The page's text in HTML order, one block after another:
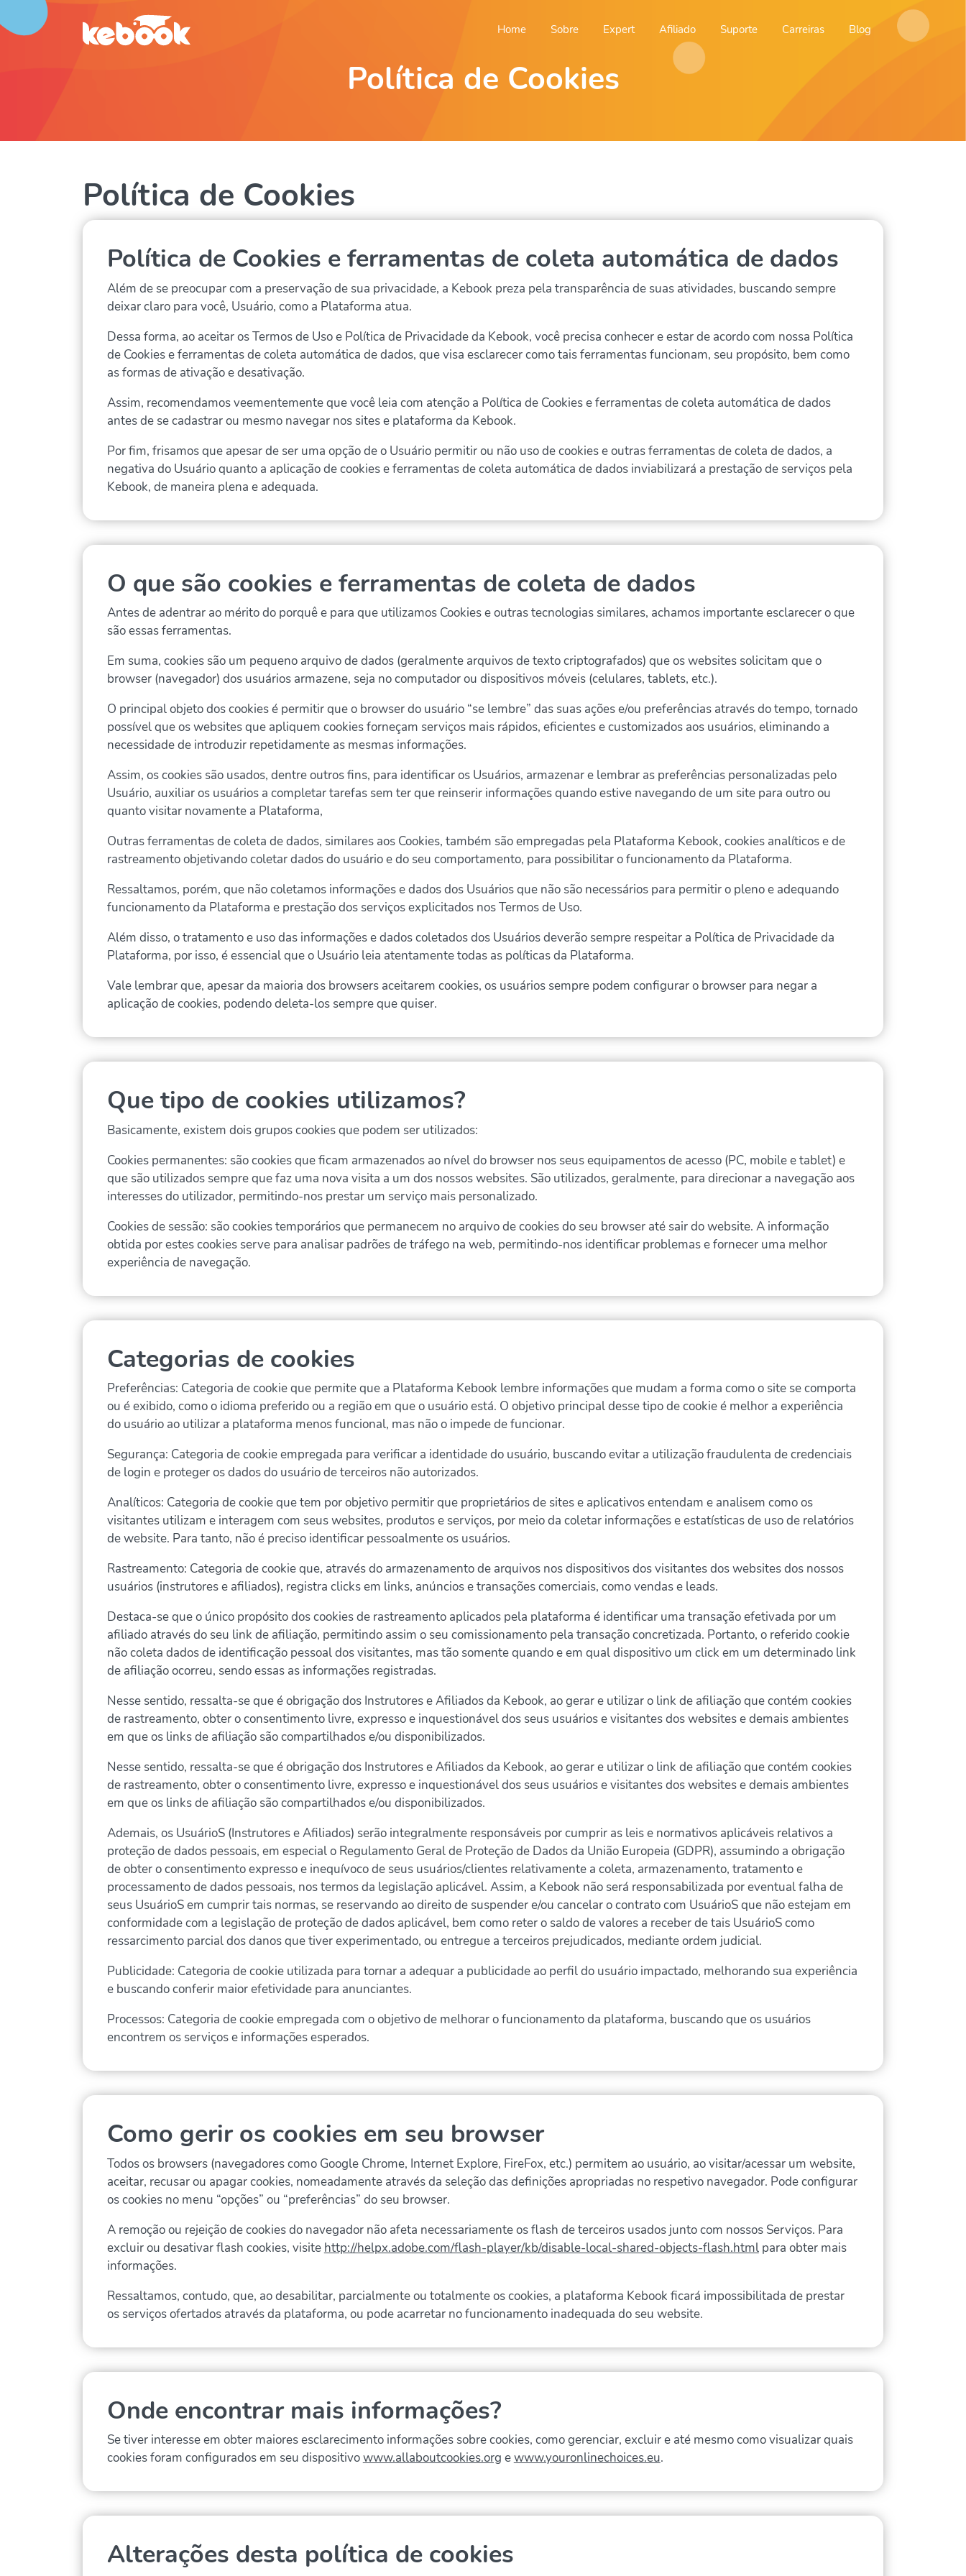
Home Sobre Expert Afiliado Suporte Carreiras Blog
Política de Cookies
Política de Cookies
Política de Cookies e ferramentas de coleta automática de dados
Além de se preocupar com a preservação de sua privacidade, a Kebook preza pela transparência de suas atividades, buscando sempre
deixar claro para você, Usuário, como a Plataforma atua.
Dessa forma, ao aceitar os Termos de Uso e Política de Privacidade da Kebook, você precisa conhecer e estar de acordo com nossa Política
de Cookies e ferramentas de coleta automática de dados, que visa esclarecer como tais ferramentas funcionam, seu propósito, bem como
as formas de ativação e desativação.
Assim, recomendamos veementemente que você leia com atenção a Política de Cookies e ferramentas de coleta automática de dados
antes de se cadastrar ou mesmo navegar nos sites e plataforma da Kebook.
Por fim, frisamos que apesar de ser uma opção de o Usuário permitir ou não uso de cookies e outras ferramentas de coleta de dados, a
negativa do Usuário quanto a aplicação de cookies e ferramentas de coleta automática de dados inviabilizará a prestação de serviços pela
Kebook, de maneira plena e adequada.
O que são cookies e ferramentas de coleta de dados
Antes de adentrar ao mérito do porquê e para que utilizamos Cookies e outras tecnologias similares, achamos importante esclarecer o que
são essas ferramentas.
Em suma, cookies são um pequeno arquivo de dados (geralmente arquivos de texto criptografados) que os websites solicitam que o
browser (navegador) dos usuários armazene, seja no computador ou dispositivos móveis (celulares, tablets, etc.).
O principal objeto dos cookies é permitir que o browser do usuário “se lembre” das suas ações e/ou preferências através do tempo, tornado
possível que os websites que apliquem cookies forneçam serviços mais rápidos, eficientes e customizados aos usuários, eliminando a
necessidade de introduzir repetidamente as mesmas informações.
Assim, os cookies são usados, dentre outros fins, para identificar os Usuários, armazenar e lembrar as preferências personalizadas pelo
Usuário, auxiliar os usuários a completar tarefas sem ter que reinserir informações quando estive navegando de um site para outro ou
quanto visitar novamente a Plataforma,
Outras ferramentas de coleta de dados, similares aos Cookies, também são empregadas pela Plataforma Kebook, cookies analíticos e de
rastreamento objetivando coletar dados do usuário e do seu comportamento, para possibilitar o funcionamento da Plataforma.
Ressaltamos, porém, que não coletamos informações e dados dos Usuários que não são necessários para permitir o pleno e adequando
funcionamento da Plataforma e prestação dos serviços explicitados nos Termos de Uso.
Além disso, o tratamento e uso das informações e dados coletados dos Usuários deverão sempre respeitar a Política de Privacidade da
Plataforma, por isso, é essencial que o Usuário leia atentamente todas as políticas da Plataforma.
Vale lembrar que, apesar da maioria dos browsers aceitarem cookies, os usuários sempre podem configurar o browser para negar a
aplicação de cookies, podendo deleta-los sempre que quiser.
Que tipo de cookies utilizamos?
Basicamente, existem dois grupos cookies que podem ser utilizados:
Cookies permanentes: são cookies que ficam armazenados ao nível do browser nos seus equipamentos de acesso (PC, mobile e tablet) e
que são utilizados sempre que faz uma nova visita a um dos nossos websites. São utilizados, geralmente, para direcionar a navegação aos
interesses do utilizador, permitindo-nos prestar um serviço mais personalizado.
Cookies de sessão: são cookies temporários que permanecem no arquivo de cookies do seu browser até sair do website. A informação
obtida por estes cookies serve para analisar padrões de tráfego na web, permitindo-nos identificar problemas e fornecer uma melhor
experiência de navegação.
Categorias de cookies
Preferências: Categoria de cookie que permite que a Plataforma Kebook lembre informações que mudam a forma como o site se comporta
ou é exibido, como o idioma preferido ou a região em que o usuário está. O objetivo principal desse tipo de cookie é melhor a experiência
do usuário ao utilizar a plataforma menos funcional, mas não o impede de funcionar.
Segurança: Categoria de cookie empregada para verificar a identidade do usuário, buscando evitar a utilização fraudulenta de credenciais
de login e proteger os dados do usuário de terceiros não autorizados.
Analíticos: Categoria de cookie que tem por objetivo permitir que proprietários de sites e aplicativos entendam e analisem como os
visitantes utilizam e interagem com seus websites, produtos e serviços, por meio da coletar informações e estatísticas de uso de relatórios
de website. Para tanto, não é preciso identificar pessoalmente os usuários.
Rastreamento: Categoria de cookie que, através do armazenamento de arquivos nos dispositivos dos visitantes dos websites dos nossos
usuários (instrutores e afiliados), registra clicks em links, anúncios e transações comerciais, como vendas e leads.
Destaca-se que o único propósito dos cookies de rastreamento aplicados pela plataforma é identificar uma transação efetivada por um
afiliado através do seu link de afiliação, permitindo assim o seu comissionamento pela transação concretizada. Portanto, o referido cookie
não coleta dados de identificação pessoal dos visitantes, mas tão somente quando e em qual dispositivo um click em um determinado link
de afiliação ocorreu, sendo essas as informações registradas.
Nesse sentido, ressalta-se que é obrigação dos Instrutores e Afiliados da Kebook, ao gerar e utilizar o link de afiliação que contém cookies
de rastreamento, obter o consentimento livre, expresso e inquestionável dos seus usuários e visitantes dos websites e demais ambientes
em que os links de afiliação são compartilhados e/ou disponibilizados.
Nesse sentido, ressalta-se que é obrigação dos Instrutores e Afiliados da Kebook, ao gerar e utilizar o link de afiliação que contém cookies
de rastreamento, obter o consentimento livre, expresso e inquestionável dos seus usuários e visitantes dos websites e demais ambientes
em que os links de afiliação são compartilhados e/ou disponibilizados.
Ademais, os UsuárioS (Instrutores e Afiliados) serão integralmente responsáveis por cumprir as leis e normativos aplicáveis relativos a
proteção de dados pessoais, em especial o Regulamento Geral de Proteção de Dados da União Europeia (GDPR), assumindo a obrigação
de obter o consentimento expresso e inequívoco de seus usuários/clientes relativamente a coleta, armazenamento, tratamento e
processamento de dados pessoais, nos termos da legislação aplicável. Assim, a Kebook não será responsabilizada por eventual falha de
seus UsuárioS em cumprir tais normas, se reservando ao direito de suspender e/ou cancelar o contrato com UsuárioS que não estejam em
conformidade com a legislação de proteção de dados aplicável, bem como reter o saldo de valores a receber de tais UsuárioS como
ressarcimento parcial dos danos que tiver experimentado, ou entregue a terceiros prejudicados, mediante ordem judicial.
Publicidade: Categoria de cookie utilizada para tornar a adequar a publicidade ao perfil do usuário impactado, melhorando sua experiência
e buscando conferir maior efetividade para anunciantes.
Processos: Categoria de cookie empregada com o objetivo de melhorar o funcionamento da plataforma, buscando que os usuários
encontrem os serviços e informações esperados.
Como gerir os cookies em seu browser
Todos os browsers (navegadores como Google Chrome, Internet Explore, FireFox, etc.) permitem ao usuário, ao visitar/acessar um website,
aceitar, recusar ou apagar cookies, nomeadamente através da seleção das definições apropriadas no respetivo navegador. Pode configurar
os cookies no menu “opções” ou “preferências” do seu browser.
A remoção ou rejeição de cookies do navegador não afeta necessariamente os flash de terceiros usados junto com nossos Serviços. Para
excluir ou desativar flash cookies, visite http://helpx.adobe.com/flash-player/kb/disable-local-shared-objects-flash.htmlpara obter mais
informações.
Ressaltamos, contudo, que, ao desabilitar, parcialmente ou totalmente os cookies, a plataforma Kebook ficará impossibilitada de prestar
os serviços ofertados através da plataforma, ou pode acarretar no funcionamento inadequada do seu website.
Onde encontrar mais informações?
Se tiver interesse em obter maiores esclarecimento informações sobre cookies, como gerenciar, excluir e até mesmo como visualizar quais
cookies foram configurados em seu dispositivowww.allaboutcookies.org ewww.youronlinechoices.eu.
Alterações desta política de cookies